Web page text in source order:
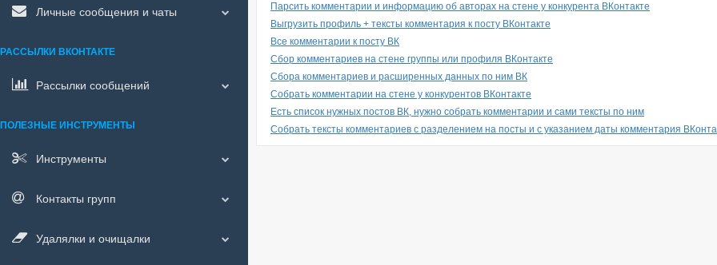
Парсить комментарии и информацию об авторах на стене у конкурента ВКонтакте
Выгрузить профиль + тексты комментария к посту ВКонтакте
Все комментарии к посту ВК
Сбор комментариев на стене группы или профиля ВКонтакте
Сбора комментариев и расширенных данных по ним ВК
Собрать комментарии на стене у конкурентов ВКонтакте
Есть список нужных постов ВК, нужно собрать комментарии и сами тексты по ним
Собрать тексты комментариев с разделением на посты и с указанием даты комментария
Личные сообщения и чаты
РАССЫЛКИ ВКОНТАКТЕ
Рассылки сообщений
ПОЛЕЗНЫЕ ИНСТРУМЕНТЫ
Инструменты
Контакты групп
Удалялки и очищалки